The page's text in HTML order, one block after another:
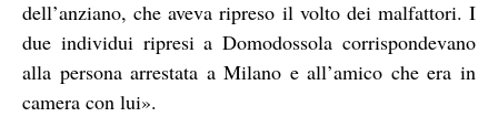
dell’anziano, che aveva ripreso il volto dei malfattori. I
due individui ripresi a Domodossola corrispondevano
alla persona arrestata a Milano e all’amico che era in
camera con lui».